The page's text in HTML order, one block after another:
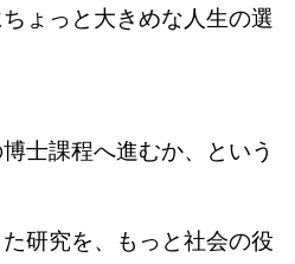
【まったり楽しみたい】
ょっと大きめな人生の選
士課程へ進むか、という
た研究を、もっと社会の役